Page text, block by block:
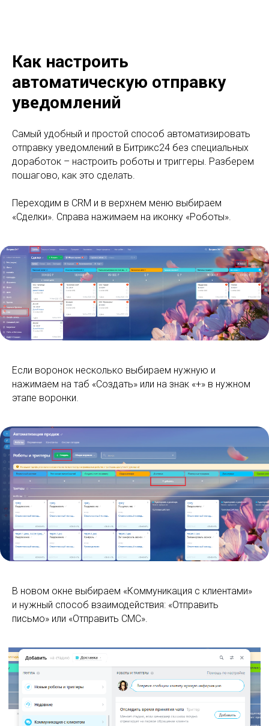
Как настроить
автоматическую отправку
уведомлений
Самый удобный и простой способ автоматизировать
отправку уведомлений в Битрикс24 без специальных
доработок – настроить роботы и триггеры. Разберем
пошагово, как это сделать.
Переходим в CRM и в верхнем меню выбираем
«Сделки». Справа нажимаем на иконку «Роботы».
Если воронок несколько выбираем нужную и
нажимаем на таб «Создать» или на знак «+» в нужном
этапе воронки.
В новом окне выбираем «Коммуникация с клиентами»
и нужный способ взаимодействия: «Отправить
письмо» или «Отправить СМС».